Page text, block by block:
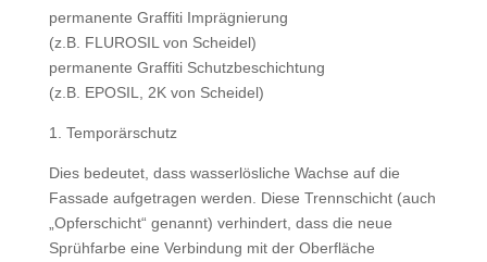
permanente Graffiti Imprägnierung
(z.B. FLUROSIL von Scheidel)
permanente Graffiti Schutzbeschichtung
(z.B. EPOSIL, 2K von Scheidel)
1. Temporärschutz
Dies bedeutet, dass wasserlösliche Wachse auf die
Fassade aufgetragen werden. Diese Trennschicht (auch
„Opferschicht“ genannt) verhindert, dass die neue
Sprühfarbe eine Verbindung mit der Oberfläche